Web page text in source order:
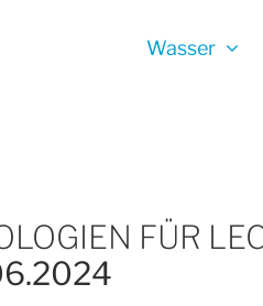
Wasser
FÜR